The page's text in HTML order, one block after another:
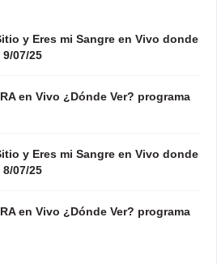
y Eres mi Sangre en Vivo donde
07/25
en Vivo ¿Dónde Ver? programa
y Eres mi Sangre en Vivo donde
07/25
en Vivo ¿Dónde Ver? programa